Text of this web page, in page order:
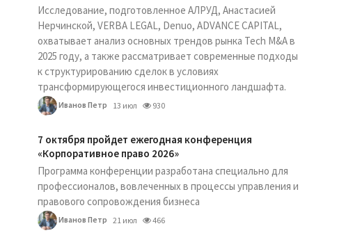
Исследование, подготовленное АЛРУД, Анастасией
Нерчинской, VERBA LEGAL, Denuo, ADVANCE CAPITAL,
охватывает анализ основных трендов рынка Tech M&A в
2025 году, а также рассматривает современные подходы
к структурированию сделок в условиях
трансформирующегося инвестиционного ландшафта.
Иванов Петр 13 июл 930
7 октября пройдет ежегодная конференция
«Корпоративное право 2026»
Программа конференции разработана специально для
профессионалов, вовлеченных в процессы управления и
правового сопровождения бизнеса
Иванов Петр 21 июл 466